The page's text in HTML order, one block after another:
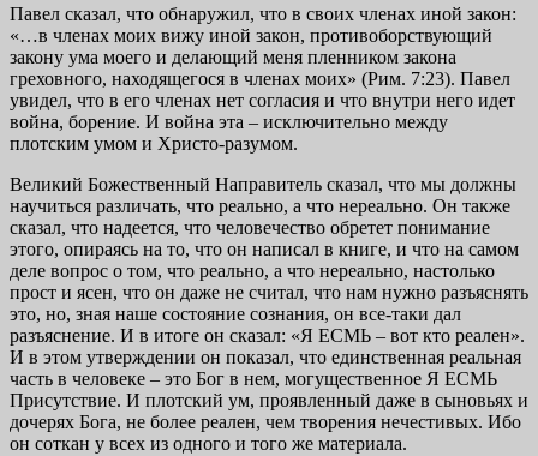
Павел сказал, что обнаружил, что в своих членах иной закон:
«…в членах моих вижу иной закон, противоборствующий
закону ума моего и делающий меня пленником закона
греховного, находящегося в членах моих» (Рим. 7:23). Павел
увидел, что в его членах нет согласия и что внутри него идет
война, борение. И война эта – исключительно между
плотским умом и Христо-разумом.
Великий Божественный Направитель сказал, что мы должны
научиться различать, что реально, а что нереально. Он также
сказал, что надеется, что человечество обретет понимание
этого, опираясь на то, что он написал в книге, и что на самом
деле вопрос о том, что реально, а что нереально, настолько
прост и ясен, что он даже не считал, что нам нужно разъяснять
это, но, зная наше состояние сознания, он все-таки дал
разъяснение. И в итоге он сказал: «Я ЕСМЬ – вот кто реален».
И в этом утверждении он показал, что единственная реальная
часть в человеке – это Бог в нем, могущественное Я ЕСМЬ
Присутствие. И плотский ум, проявленный даже в сыновьях и
дочерях Бога, не более реален, чем творения нечестивых. Ибо
он соткан у всех из одного и того же материала.